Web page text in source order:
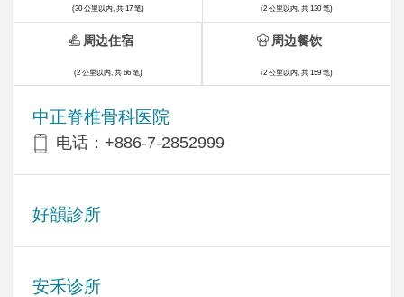
(30 公里以内, 共 17 笔)
中正脊椎骨科医院
电话：+886-7-2852999
好韻診所
安禾诊所
(2 公里以内, 共 130 笔)
周边住宿
(2 公里以内, 共 66 笔)
周边餐饮
(2 公里以内, 共 159 笔)